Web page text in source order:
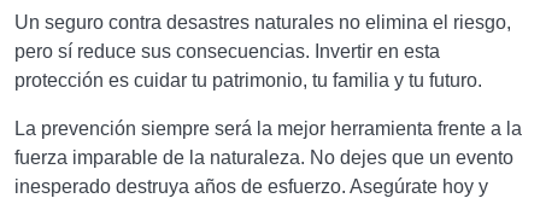
Un seguro contra desastres naturales no elimina el riesgo,
pero sí reduce sus consecuencias. Invertir en esta
protección es cuidar tu patrimonio, tu familia y tu futuro.
La prevención siempre será la mejor herramienta frente a la
fuerza imparable de la naturaleza. No dejes que un evento
inesperado destruya años de esfuerzo. Asegúrate hoy y